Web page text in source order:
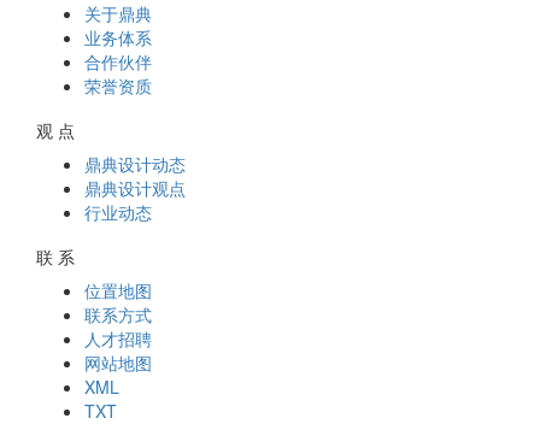
关于鼎典
业务体系
合作伙伴
荣誉资质
观 点
鼎典设计动态
鼎典设计观点
行业动态
联 系
位置地图
联系方式
人才招聘
网站地图
XML
TXT